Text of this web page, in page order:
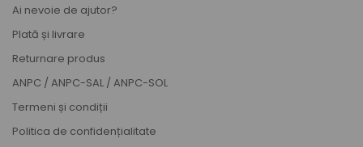
Ai nevoie de ajutor?
Plată și livrare
Returnare produs
ANPC /ANPC-SAL /ANPC-SOL
Termeni și condiții
Politica de confidențialitate